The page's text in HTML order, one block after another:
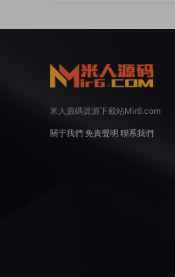
米人源碼資源下載站Mir6.com
關于我們 免責聲明 聯系我們